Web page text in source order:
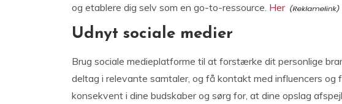
og etablere dig selv som en go-to-ressource. Her
Udnyt sociale medier
Brug sociale medieplatforme til at forstærke dit personlige
deltag i relevante samtaler, og få kontakt med influencers
konsekvent i dine budskaber og sørg for, at dine opslag